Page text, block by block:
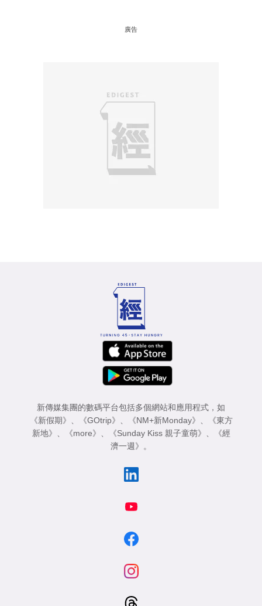
廣告
新傳媒集團的數碼平台包括多個網站和應用程式，如
《新假期》 、 《GOtrip》 、 《NM+新Monday》 、
《東方
新地》 、 《more》 、 《Sunday Kiss 親子童萌》 、
《經
濟一週》 。